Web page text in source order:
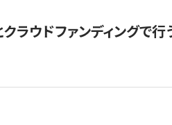
クラウドファンディングで